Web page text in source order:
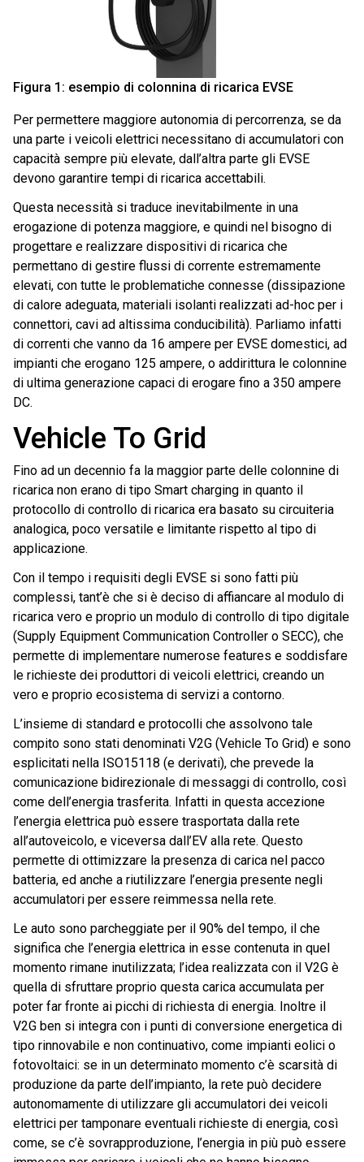
Figura 1: esempio di colonnina di ricarica EVSE
Per permettere maggiore autonomia di percorrenza, se da
una parte i veicoli elettrici necessitano di accumulatori con
capacità sempre più elevate, dall’altra parte gli EVSE
devono garantire tempi di ricarica accettabili.
Questa necessità si traduce inevitabilmente in una
erogazione di potenza maggiore, e quindi nel bisogno di
progettare e realizzare dispositivi di ricarica che
permettano di gestire flussi di corrente estremamente
elevati, con tutte le problematiche connesse (dissipazione
di calore adeguata, materiali isolanti realizzati ad-hoc per i
connettori, cavi ad altissima conducibilità). Parliamo infatti
di correnti che vanno da 16 ampere per EVSE domestici, ad
impianti che erogano 125 ampere, o addirittura le colonnine
di ultima generazione capaci di erogare fino a 350 ampere
DC.
Vehicle To Grid
Fino ad un decennio fa la maggior parte delle colonnine di
ricarica non erano di tipo Smart charging in quanto il
protocollo di controllo di ricarica era basato su circuiteria
analogica, poco versatile e limitante rispetto al tipo di
applicazione.
Con il tempo i requisiti degli EVSE si sono fatti più
complessi, tant’è che si è deciso di affiancare al modulo di
ricarica vero e proprio un modulo di controllo di tipo digitale
(Supply Equipment Communication Controller o SECC), che
permette di implementare numerose features e soddisfare
le richieste dei produttori di veicoli elettrici, creando un
vero e proprio ecosistema di servizi a contorno.
L’insieme di standard e protocolli che assolvono tale
compito sono stati denominati V2G (Vehicle To Grid) e sono
esplicitati nella ISO15118 (e derivati), che prevede la
comunicazione bidirezionale di messaggi di controllo, così
come dell’energia trasferita. Infatti in questa accezione
l’energia elettrica può essere trasportata dalla rete
all’autoveicolo, e viceversa dall’EV alla rete. Questo
permette di ottimizzare la presenza di carica nel pacco
batteria, ed anche a riutilizzare l’energia presente negli
accumulatori per essere reimmessa nella rete.
Le auto sono parcheggiate per il 90% del tempo, il che
significa che l’energia elettrica in esse contenuta in quel
momento rimane inutilizzata; l’idea realizzata con il V2G è
quella di sfruttare proprio questa carica accumulata per
poter far fronte ai picchi di richiesta di energia. Inoltre il
V2G ben si integra con i punti di conversione energetica di
tipo rinnovabile e non continuativo, come impianti eolici o
fotovoltaici: se in un determinato momento c’è scarsità di
produzione da parte dell’impianto, la rete può decidere
autonomamente di utilizzare gli accumulatori dei veicoli
elettrici per tamponare eventuali richieste di energia, così
come, se c’è sovrapproduzione, l’energia in più può essere